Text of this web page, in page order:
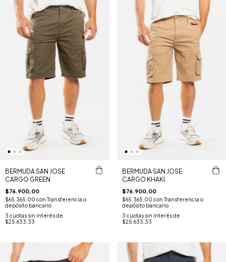
BERMUDA SAN JOSE
CARGO GREEN
$76.900,00
$65.365,00 con Transferencia o
depósito bancario
3 cuotas sin interés de
$25.633,33
BERMUDA SAN JOSE
CARGO KHAKI
$76.900,00
$65.365,00 con Transferencia o
depósito bancario
3 cuotas sin interés de
$25.633,33